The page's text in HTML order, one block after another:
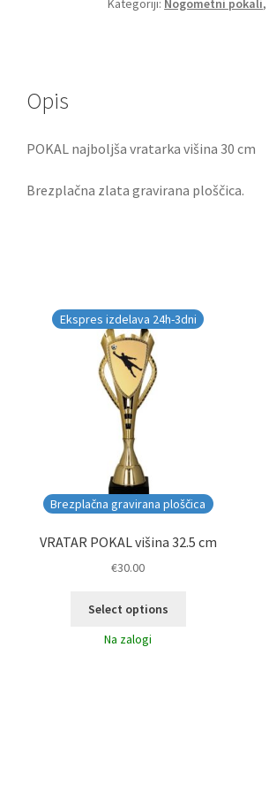
Kategoriji: Nogometni pokali,
Opis
POKAL najboljša vratarka višina 30 cm
Brezplačna zlata gravirana ploščica.
Brezplačna gravirana ploščica
Ekspres izdelava 24h-3dni
VRATAR POKAL višina 32.5 cm
€30.00
Select options
Na zalogi